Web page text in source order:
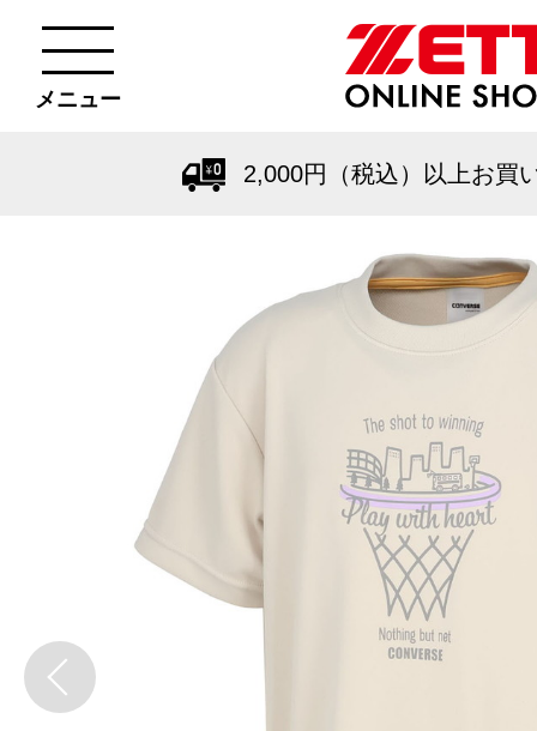
メニュー
2,000円（税込）以上お買